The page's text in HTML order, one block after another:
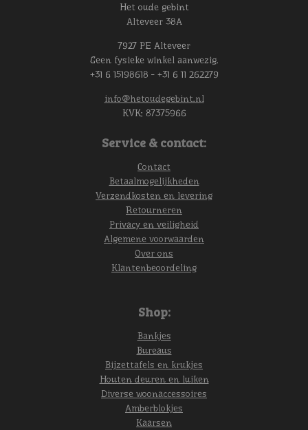
Het oude gebint
Alteveer 38A
7927 PE Alteveer
Geen fysieke winkel aanwezig.
+31 6 15198618 - +31 6 11 262279
info@hetoudegebint.nl
KVK: 87375966
Service & contact:
Contact
Betaalmogelijkheden
Verzendkosten en levering
Retourneren
Privacy en veiligheid
Algemene voorwaarden
Over ons
Klantenbeoordeling
Shop:
Bankjes
Bureaus
Bijzettafels en krukjes
Houten deuren en luiken
Diverse woonaccessoires
Amberblokjes
Kaarsen